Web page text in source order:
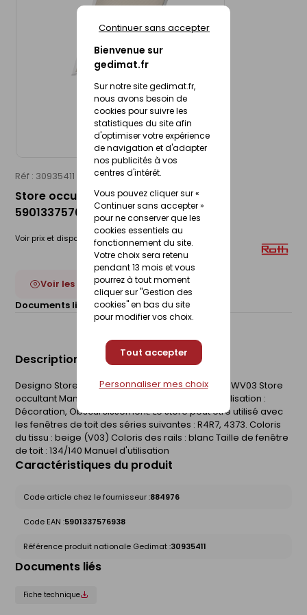
Bienvenue sur
gedimat.fr
Sur notre site gedimat.fr,
nous avons besoin de
cookies pour suivre les
statistiques du site afin
d'optimiser votre expérience
de navigation et d'adapter
nos publicités à vos
centres d'intérêt.
Vous pouvez cliquer sur «
Continuer sans accepter »
pour ne conserver que les
cookies essentiels au
fonctionnement du site.
Votre choix sera retenu
pendant 13 mois et vous
pourrez à tout moment
cliquer sur "Gestion des
cookies" en bas du site
pour modifier vos choix.
Tout accepter
Continuer sans accepter
Personnaliser mes choix
Réf : 30935411 ROTO
Store occultant - Modèle: ZRV - EAN:
5901337576938 134/140
Voir prix et disponibilité en magasin
Voir les 4 déclinaisons
Documents liés :
Fiche technique
Description du produit
Designo Store occultant ZRV ZRV M 134/140 R4R7 WV03 Store
occultant Manuel Sur rail, réglable en continu. Utilisation :
Décoration, Obscurcissement. Le store peut être utilisé avec
les fenêtres de toit des séries suivantes : R4R7, 4373. Coloris
du tissu : beige (V03) Coloris des rails : blanc Taille de fenêtre
de toit : 134/140 Manuel d'utilisation
Caractéristiques du produit
Code article chez le fournisseur :884976
Code EAN :5901337576938
Référence produit nationale Gedimat :30935411
Documents liés
Fiche technique